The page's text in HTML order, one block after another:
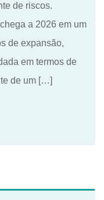
de riscos.
a 2026 em um
de expansão,
em termos de
de um […]